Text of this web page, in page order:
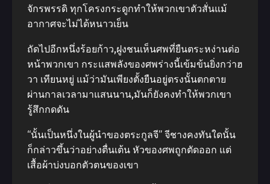
จักรพรรดิ ทุกโครงกระดูกทําให้พวกเขาตัวสั่นแม้
อากาศจะไม่ได้หนาวเย็น
ถัดไปอีกหนึ่งร้อยก้าว,ฝูงชนเห็นศพที่ยืนตระหง่านต่อ
หน้าพวกเขา กระแสพลังของศพร่างนี้เข้มข้นยิ่งกว่าฮ
วา เทียนหยู่ แม้ว่ามันเพียงตั้งยืนอยู่ตรงนั้นตกตาย
ผ่านกาลเวลามาแสนนาน,มันก็ยังคงทําให้พวกเขา
รู้สึกกดดัน
“นั้นเป็นหนึ่งในผู้นําของตระกูลจี” จีชางคงทันใดนั้น
ก็กล่าวขึ้นว่าอย่างตื่นเต้น หัวของศพถูกตัดออก แต่
เสื้อผ้าบ่งบอกตัวตนของเขา